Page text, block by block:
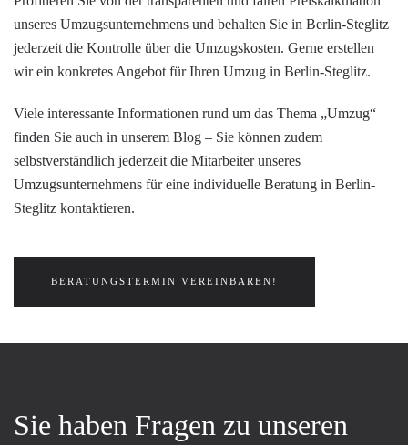
unseres Umzugsunternehmens und behalten Sie in Berlin-Steglitz
jederzeit die Kontrolle über die Umzugskosten. Gerne erstellen
wir ein konkretes Angebot für Ihren Umzug in Berlin-Steglitz.
Viele interessante Informationen rund um das Thema „Umzug“
finden Sie auch in unserem Blog – Sie können zudem
selbstverständlich jederzeit die Mitarbeiter unseres
Umzugsunternehmens für eine individuelle Beratung in Berlin-
Steglitz kontaktieren.
BERATUNGSTERMIN VEREINBAREN!
Sie haben Fragen zu unseren